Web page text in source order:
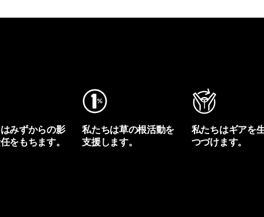
みずからの影
をもちます。
私たちは草の根活動を
支援します。
私たちはギアを
つづけます。